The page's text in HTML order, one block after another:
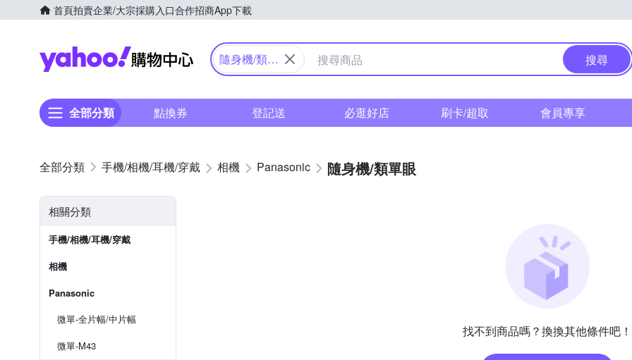
首頁拍賣企業/大宗採購入口合作招商App下載
Yahoo購物中心
隨身機/類單
搜尋
全部分類 點換券 登記送 必逛好店 刷卡/超取 會員專享
手機/相機/耳機/穿戴 相機 Panasonic 隨身機/類單眼
相關分類
手機/相機/耳機/穿戴
相機
Panasonic
微單-全片幅/中片幅
微單-M43
找不到商品嗎？換換其他條件吧！